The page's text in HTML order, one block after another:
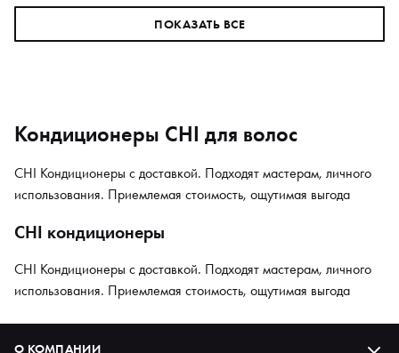
ПОКАЗАТЬ ВСЕ
Кондиционеры CHI для волос
CHI Кондиционеры с доставкой. Подходят мастерам, личного
использования. Приемлемая стоимость, ощутимая выгода
CHI кондиционеры
CHI Кондиционеры с доставкой. Подходят мастерам, личного
использования. Приемлемая стоимость, ощутимая выгода
О КОМПАНИИ